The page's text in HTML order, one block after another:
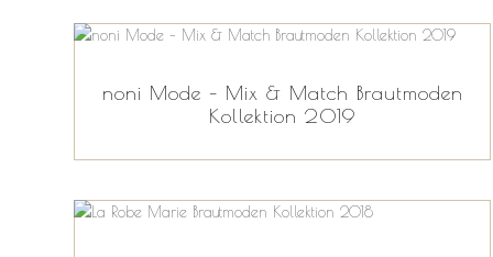
noni Mode – Mix & Match Brautmoden
Kollektion 2019